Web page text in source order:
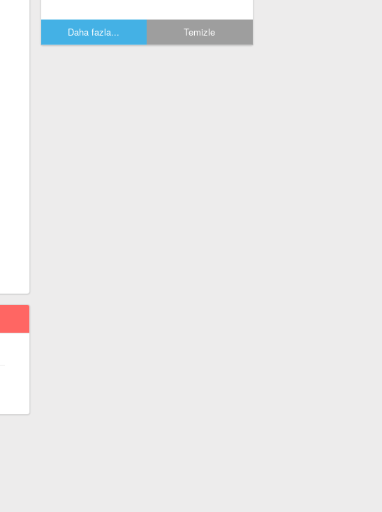
Daha fazla... Temizle